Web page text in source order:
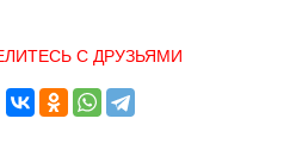
С ДРУЗЬЯМИ